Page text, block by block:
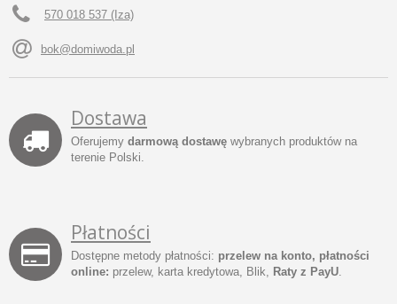
570 018 537 (Iza)
bok@domiwoda.pl
Dostawa
Oferujemy darmową dostawę wybranych produktów na
terenie Polski.
Płatności
Dostępne metody płatności: przelew na konto, płatności
online: przelew, karta kredytowa, Blik, Raty z PayU.